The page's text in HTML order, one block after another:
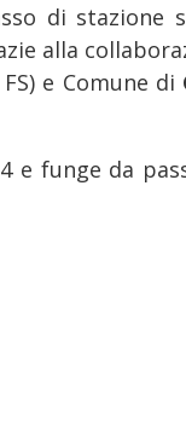
di stazione
alla
e Comune di
e funge da